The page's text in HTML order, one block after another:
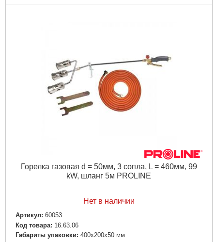
Код товара: 16.62.99
Горелка газовая d = 50мм, 3 сопла, L = 460мм, 99
kW, шланг 5м PROLINE
Нет в наличии
Артикул: 60053
Код товара: 16.63.06
Габариты упаковки: 400x200x50 мм